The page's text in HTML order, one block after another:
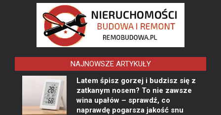
NAJNOWSZE ARTYKUŁY
Latem śpisz gorzej i budzisz się z
zatkanym nosem? To nie zawsze
wina upałów – sprawdź, co
naprawdę pogarsza jakość snu